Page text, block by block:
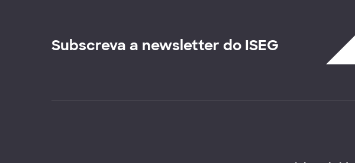
Subscreva a newsletter do ISEG